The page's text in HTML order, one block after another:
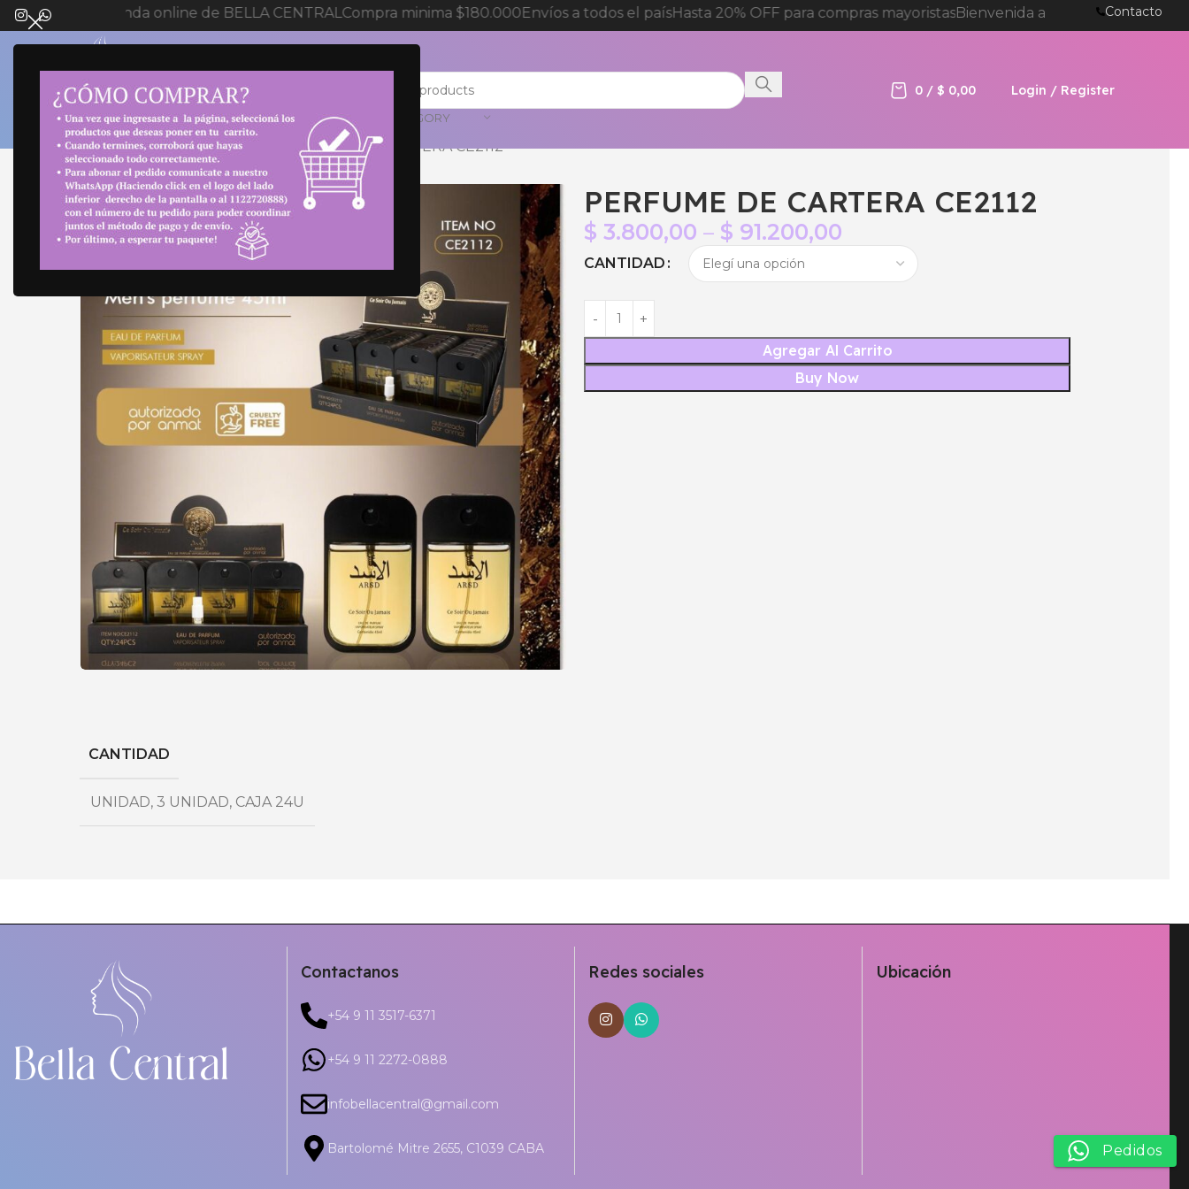
Bienvenida a tienda online de BELLA CENTRALCompra minima $180.000Envíos a todos el paísHasta 20% OFF para compras mayoristasBienvenida a tienda online de
Contacto
SELECT CATEGORY
0 / $ 0,00 Login / Register
Inicio Novedades Perfumes PERFUME DE CARTERA CE2112
PERFUME DE CARTERA CE2112
$ 3.800,00 – $ 91.200,00
CANTIDAD
Agregar Al Carrito
Buy Now
CANTIDAD
UNIDAD, 3 UNIDAD, CAJA 24U
Contactanos
+54 9 11 3517-6371
+54 9 11 2272-0888
infobellacentral@gmail.com
Bartolomé Mitre 2655, C1039 CABA
Redes sociales Ubicación
Pedidos